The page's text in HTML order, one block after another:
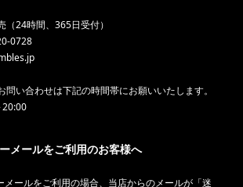
（24時間、365日受付）
0728
問い合わせは下記の時間帯にお願いいたします。
20:00
メールをご利用のお客様へ
メールをご利用の場合、当店からのメールが「迷